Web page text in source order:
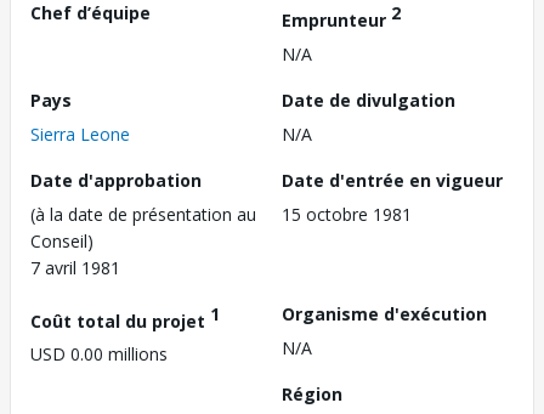
Chef d’équipe
Emprunteur 2
N/A
Pays
Sierra Leone
Date de divulgation
N/A
Date d'approbation
(à la date de présentation au
Conseil)
7 avril 1981
Date d'entrée en vigueur
15 octobre 1981
Coût total du projet 1
USD 0.00 millions
Organisme d'exécution
N/A
Région